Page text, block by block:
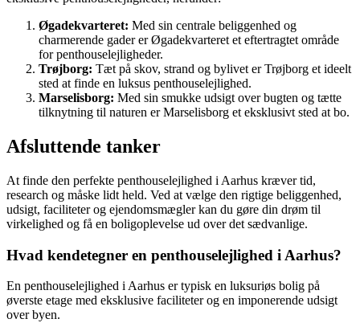
Øgadekvarteret: Med sin centrale beliggenhed og
charmerende gader er Øgadekvarteret et eftertragtet område
for penthouselejligheder.
Trøjborg: Tæt på skov, strand og bylivet er Trøjborg et ideelt
sted at finde en luksus penthouselejlighed.
Marselisborg: Med sin smukke udsigt over bugten og tætte
tilknytning til naturen er Marselisborg et eksklusivt sted at bo.
Afsluttende tanker
At finde den perfekte penthouselejlighed i Aarhus kræver tid,
research og måske lidt held. Ved at vælge den rigtige beliggenhed,
udsigt, faciliteter og ejendomsmægler kan du gøre din drøm til
virkelighed og få en boligoplevelse ud over det sædvanlige.
Hvad kendetegner en penthouselejlighed i Aarhus?
En penthouselejlighed i Aarhus er typisk en luksuriøs bolig på
øverste etage med eksklusive faciliteter og en imponerende udsigt
over byen.